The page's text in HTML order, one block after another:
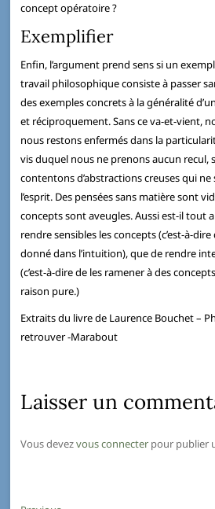
concept opératoire ?
Exemplifier
Enfin, l’argument prend sens si un
travail philosophique consiste à passer
des exemples concrets à la généralité
et réciproquement. Sans ce va-et-vient,
nous restons enfermés dans la
vis duquel nous ne prenons aucun recul,
contentons d’abstractions creuses qui
l’esprit. Des pensées sans matière sont
concepts sont aveugles. Aussi est-il tout
rendre sensibles les concepts (c’est-à-
donné dans l’intuition), que de rendre
(c’est-à-dire de les ramener à des
raison pure.)
Extraits du livre de Laurence Bouchet –
retrouver -Marabout
Laisser un
Vous devezvous connecter pour publier